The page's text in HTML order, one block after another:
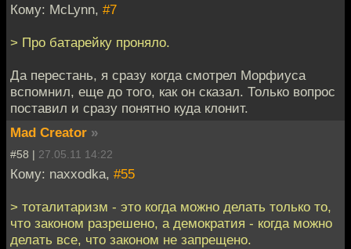
Кому: McLynn, #7
> Про батарейку проняло.
Да перестань, я сразу когда смотрел Морфиуса
вспомнил, еще до того, как он сказал. Только вопрос
поставил и сразу понятно куда клонит.
Mad Creator »
#58 | 27.05.11 14:22
Кому: naxxodka, #55
> тоталитаризм - это когда можно делать только то,
что законом разрешено, а демократия - когда можно
делать все, что законом не запрещено.